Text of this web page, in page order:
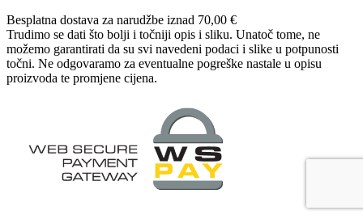
Besplatna dostava za narudžbe iznad 70,00 €
Trudimo se dati što bolji i točniji opis i sliku. Unatoč tome, ne
možemo garantirati da su svi navedeni podaci i slike u potpunosti
točni. Ne odgovaramo za eventualne pogreške nastale u opisu
proizvoda te promjene cijena.